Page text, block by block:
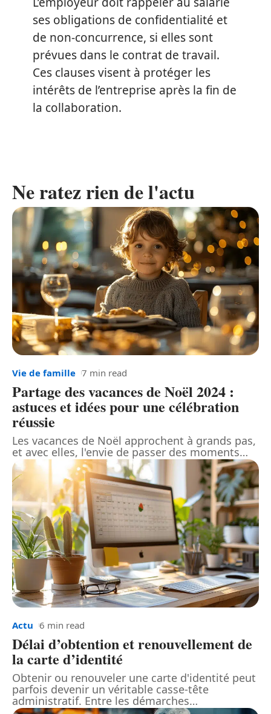
ses obligations de confidentialité et
de non-concurrence, si elles sont
prévues dans le contrat de travail.
Ces clauses visent à protéger les
intérêts de l’entreprise après la fin de
la collaboration.
Ne ratez rien de l'actu
Vie de famille 7 min read
Partage des vacances de Noël 2024 :
astuces et idées pour une célébration
réussie
Les vacances de Noël approchent à grands pas,
et avec elles, l'envie de passer des moments…
Actu 6 min read
Délai d’obtention et renouvellement de
la carte d’identité
Obtenir ou renouveler une carte d'identité peut
parfois devenir un véritable casse-tête
administratif. Entre les démarches…